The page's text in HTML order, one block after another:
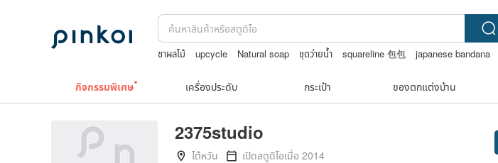
ชาผลไม้ upcycle Natural soap ชุดว่ายน้ำ squareline 包包
japanese bandana
กิจกรรมพิเศษ เครื่องประดับ กระเป๋า ของตกแต่งบ้าน
2375studio
ไต้หวัน
เปิดสตูดิโอเมื่อ 2014